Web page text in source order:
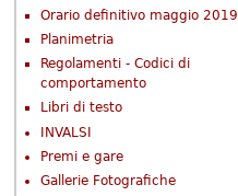
Orario definitivo maggio 2019
Planimetria
Regolamenti - Codici di
comportamento
Libri di testo
INVALSI
Premi e gare
Gallerie Fotografiche